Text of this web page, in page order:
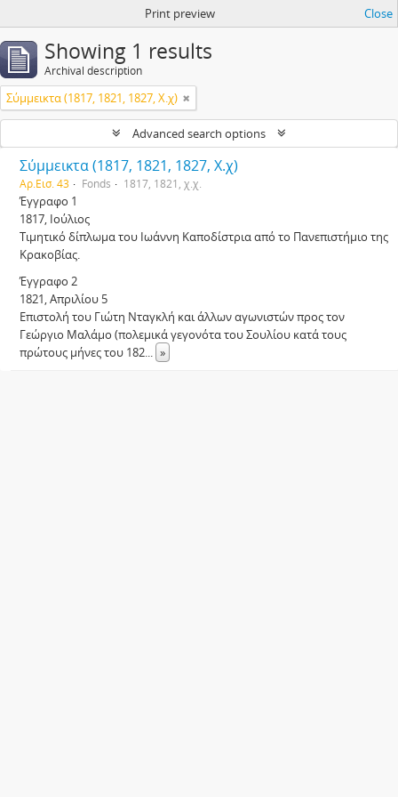
Print preview Close
Showing 1 results
Archival description
Σύμμεικτα (1817, 1821, 1827, Χ.χ)
Advanced search options
Σύμμεικτα (1817, 1821, 1827, Χ.χ)
Αρ.Εισ. 43 Fonds 1817, 1821, χ.χ.
Έγγραφο 1
1817, Ιούλιος
Τιμητικό δίπλωμα του Ιωάννη Καποδίστρια από το Πανεπιστήμιο της
Κρακοβίας.
Έγγραφο 2
1821, Απριλίου 5
Επιστολή του Γιώτη Νταγκλή και άλλων αγωνιστών προς τον
Γεώργιο Μαλάμο (πολεμικά γεγονότα του Σουλίου κατά τους
πρώτους μήνες του 182... »